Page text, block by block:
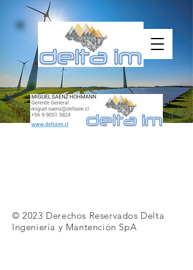
© 2023 Derechos Reservados Delta
Ingeniería y Mantención SpA